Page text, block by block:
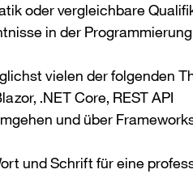
oder vergleichbare
in der
vielen der folgenden
.NET Core, REST API
und über
und Schrift für eine